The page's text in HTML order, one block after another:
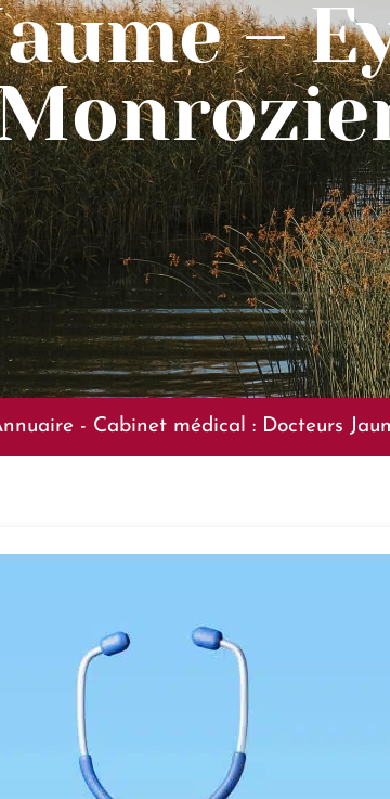
–
- Cabinet médical : Docteurs